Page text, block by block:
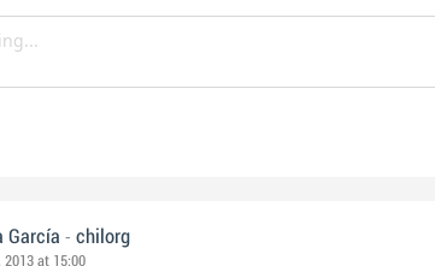
García - chilorg
2013 at 15:00